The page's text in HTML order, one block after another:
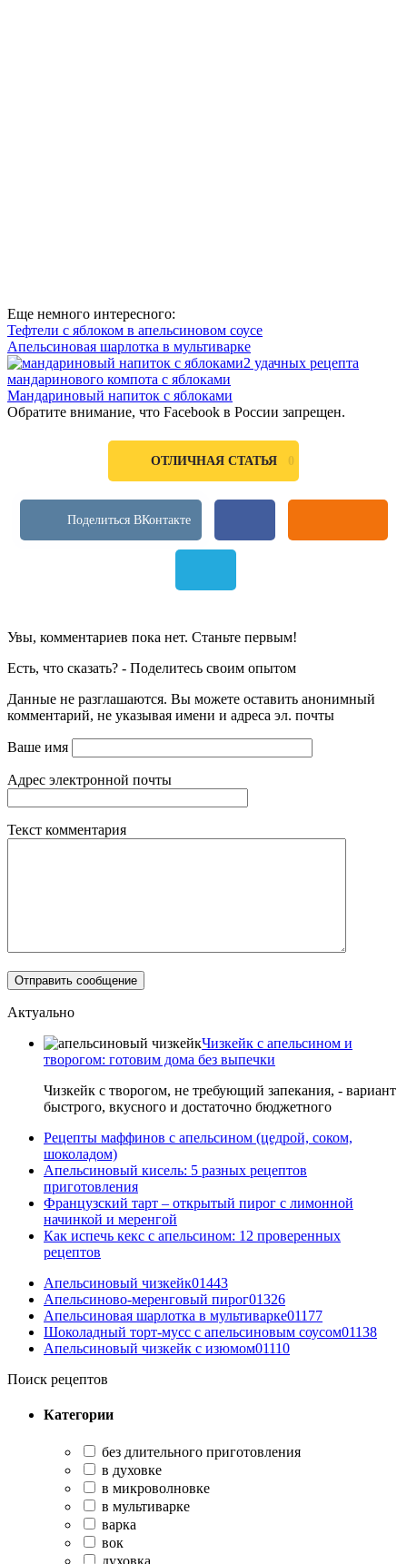
Еще немного интересного:
Тефтели с яблоком в апельсиновом соусе
Апельсиновая шарлотка в мультиварке
2 удачных рецепта
мандаринового компота с яблоками
Мандариновый напиток с яблоками
Обратите внимание, что Facebook в России запрещен.
ОТЛИЧНАЯ СТАТЬЯ 0
Увы, комментариев пока нет. Станьте первым!
Есть, что сказать? - Поделитесь своим опытом
Данные не разглашаются. Вы можете оставить анонимный
комментарий, не указывая имени и адреса эл. почты
Ваше имя
Адрес электронной почты
Текст комментария
Актуально
Чизкейк с апельсином и
творогом: готовим дома без выпечки
Чизкейк с творогом, не требующий запекания, - вариант
быстрого, вкусного и достаточно бюджетного
Рецепты маффинов с апельсином (цедрой, соком,
шоколадом)
Апельсиновый кисель: 5 разных рецептов
приготовления
Французский тарт – открытый пирог с лимонной
начинкой и меренгой
Как испечь кекс с апельсином: 12 проверенных
рецептов
Апельсиновый чизкейк01443
Апельсиново-меренговый пирог01326
Апельсиновая шарлотка в мультиварке01177
Шоколадный торт-мусс с апельсиновым соусом01138
Апельсиновый чизкейк с изюмом01110
Поиск рецептов
Категории
без длительного приготовления
в духовке
в микроволновке
в мультиварке
варка
вок